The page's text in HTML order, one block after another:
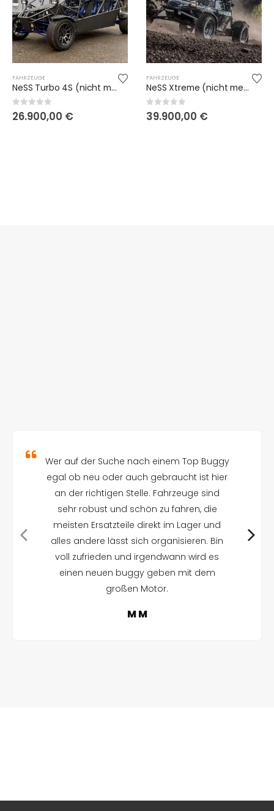
FAHRZEUGE
NeSS Turbo 4S (nicht mehr lieferbar)
0 out of 5
26.900,00 €
FAHRZEUGE
NeSS Xtreme (nicht mehr lieferbar)
0 out of 5
39.900,00 €
Wer auf der Suche nach einem Top Buggy
egal ob neu oder auch gebraucht ist hier
an der richtigen Stelle. Fahrzeuge sind
sehr robust und schön zu fahren, die
meisten Ersatzteile direkt im Lager und
alles andere lässt sich organisieren. Bin
voll zufrieden und irgendwann wird es
einen neuen buggy geben mit dem
großen Motor.
M M